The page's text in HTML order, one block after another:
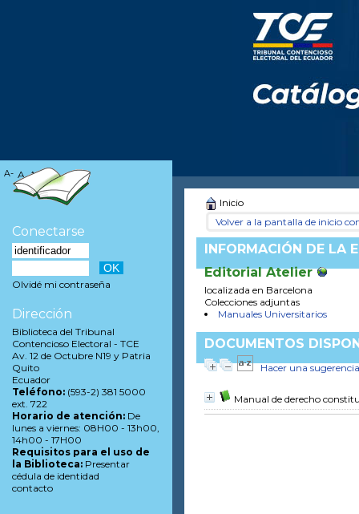
Inicio
Volver a la pantalla de inicio
INFORMACIÓN DE LA
Editorial Atelier
localizada en Barcelona
Colecciones adjuntas
Manuales Universitarios
DOCUMENTOS
Hacer una sugerencia
Manual de derecho
A- A A+
Conectarse
Olvidé mi contraseña
Dirección
Biblioteca del Tribunal
Contencioso Electoral - TCE
Av. 12 de Octubre N19 y Patria
Quito
Ecuador
Teléfono: (593-2) 381 5000
ext. 722
Horario de atención: De
lunes a viernes: 08H00 - 13h00,
14h00 - 17H00
Requisitos para el uso de
la Biblioteca: Presentar
cédula de identidad
contacto